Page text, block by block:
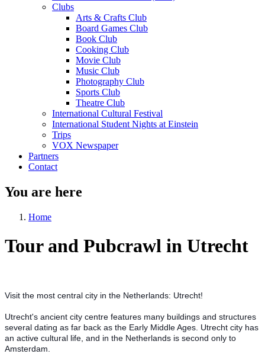
Clubs
Arts & Crafts Club
Board Games Club
Book Club
Cooking Club
Movie Club
Music Club
Photography Club
Sports Club
Theatre Club
International Cultural Festival
International Student Nights at Einstein
Trips
VOX Newspaper
Partners
Contact
You are here
Home
Tour and Pubcrawl in Utrecht
Visit the most central city in the Netherlands: Utrecht!
Utrecht's ancient city centre features many buildings and structures
several dating as far back as the Early Middle Ages. Utrecht city has
an active cultural life, and in the Netherlands is second only to
Amsterdam.